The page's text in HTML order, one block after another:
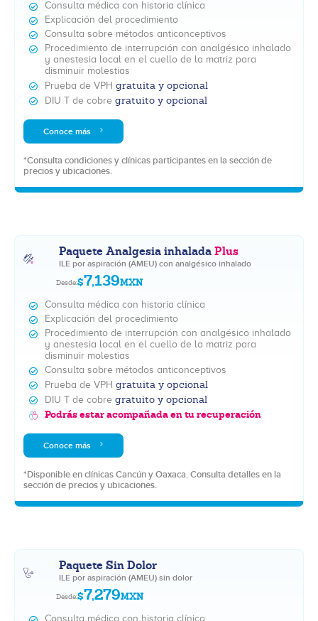
Consulta médica con historia clínica
Explicación del procedimiento
Consulta sobre métodos anticonceptivos
Procedimiento de interrupción con analgésico inhalado
y anestesia local en el cuello de la matriz para
disminuir molestias
Prueba de VPH gratuita y opcional
DIU T de cobre gratuito y opcional
Conoce más
*Consulta condiciones y clínicas participantes en la sección de
precios y ubicaciones.
Paquete Analgesia inhaladaPlus
ILE por aspiración (AMEU) con analgésico inhalado
Desde:$7,139MXN
Consulta médica con historia clínica
Explicación del procedimiento
Procedimiento de interrupción con analgésico inhalado
y anestesia local en el cuello de la matriz para
disminuir molestias
Consulta sobre métodos anticonceptivos
Prueba de VPH gratuita y opcional
DIU T de cobre gratuito y opcional
Podrás estar acompañada en tu recuperación
Conoce más
*Disponible en clínicas Cancún y Oaxaca. Consulta detalles en la
sección de precios y ubicaciones.
Paquete Sin Dolor
ILE por aspiración (AMEU) sin dolor
Desde:$7,279MXN
Consulta médica con historia clínica